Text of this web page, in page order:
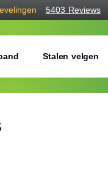
5403 Reviews
Stalen velgen